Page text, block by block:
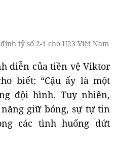
tỷ số 2-1 cho U23 Việt Nam
diễn của tiền vệ Viktor
biết: “Cậu ấy là một
đội hình. Tuy nhiên,
giữ bóng, sự tự tin
các tình huống dứt